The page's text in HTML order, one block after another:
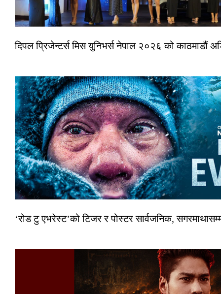
दिपल प्रिजेन्टर्स मिस युनिभर्स नेपाल २०२६ को काठमाडौं
‘रोड टु एभरेस्ट’को टिजर र पोस्टर सार्वजनिक,